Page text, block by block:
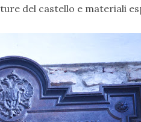
del castello e materiali